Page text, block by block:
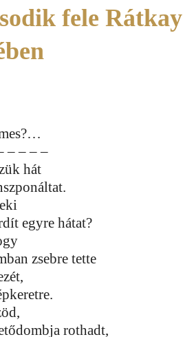
fele Rátkay
– – – –
hát
egyre hátat?
zsebre tette
rothadt,